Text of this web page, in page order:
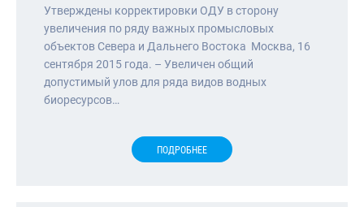
Утверждены корректировки ОДУ в сторону
увеличения по ряду важных промысловых
объектов Севера и Дальнего Востока Москва, 16
сентября 2015 года. – Увеличен общий
допустимый улов для ряда видов водных
биоресурсов…
ПОДРОБНЕЕ